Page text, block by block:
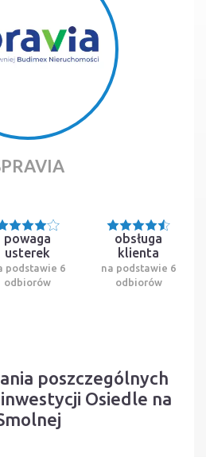
powaga
usterek
podstawie 6
odbiorów
obsługa
klienta
na podstawie 6
odbiorów
poszczególnych
Osiedle na